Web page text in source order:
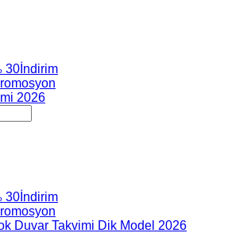
30 İndirim
2026
30 İndirim
Duvar Takvimi Dik Model 2026